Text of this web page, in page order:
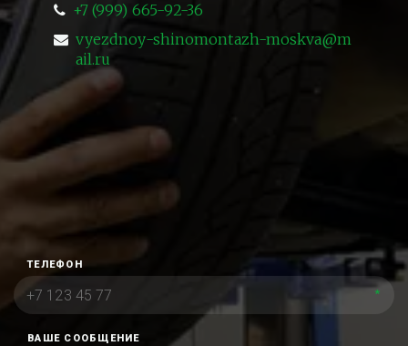
+7 (999) 665-92-36
vyezdnoy-shinomontazh-moskva@m
ail.ru
ТЕЛЕФОН
*
ВАШЕ СООБЩЕНИЕ